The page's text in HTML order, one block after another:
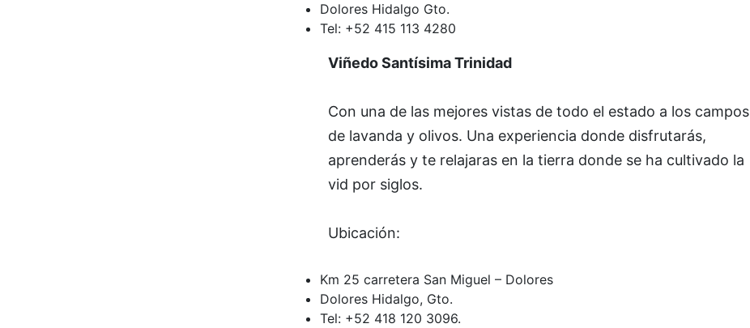
Dolores Hidalgo Gto.
Tel: +52 415 113 4280
Viñedo Santísima Trinidad
Con una de las mejores vistas de todo el estado a los campos
de lavanda y olivos. Una experiencia donde disfrutarás,
aprenderás y te relajaras en la tierra donde se ha cultivado la
vid por siglos.
Ubicación:
Km 25 carretera San Miguel – Dolores
Dolores Hidalgo, Gto.
Tel: +52 418 120 3096.